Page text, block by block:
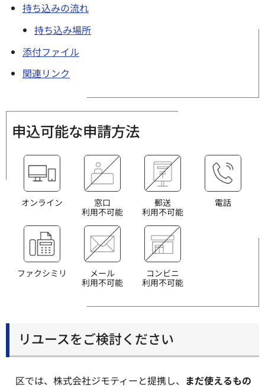
持ち込みの流れ
持ち込み場所
添付ファイル
関連リンク
申込可能な申請方法
オンライン
窓口
利用不可能
郵送
利用不可能
電話
ファクシミリ
メール
利用不可能
コンビニ
利用不可能
リユースをご検討ください
区では、株式会社ジモティーと提携し、 まだ使えるもの